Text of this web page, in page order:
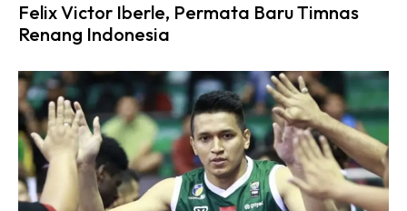
Felix Victor Iberle, Permata Baru Timnas
Renang Indonesia